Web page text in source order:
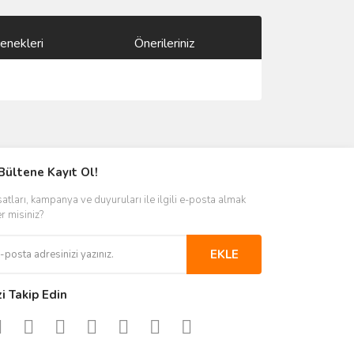
Önerileriniz
Kayıt Ol!
kampanya ve duyuruları ile ilgili e-posta almak
misiniz?
EKLE
Takip Edin